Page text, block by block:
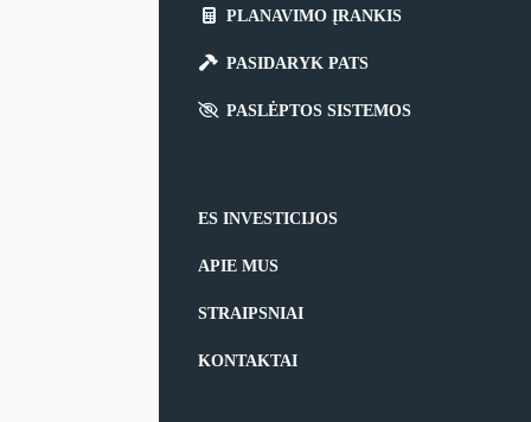
PLANAVIMO ĮRANKIS
PASIDARYK PATS
PASLĖPTOS SISTEMOS
ES INVESTICIJOS
APIE MUS
STRAIPSNIAI
KONTAKTAI